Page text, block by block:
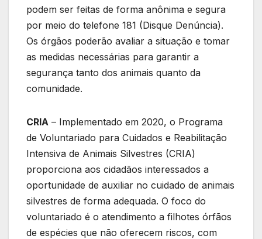
podem ser feitas de forma anônima e segura
por meio do telefone 181 (Disque Denúncia).
Os órgãos poderão avaliar a situação e tomar
as medidas necessárias para garantir a
segurança tanto dos animais quanto da
comunidade.
CRIA – Implementado em 2020, o Programa
de Voluntariado para Cuidados e Reabilitação
Intensiva de Animais Silvestres (CRIA)
proporciona aos cidadãos interessados a
oportunidade de auxiliar no cuidado de animais
silvestres de forma adequada. O foco do
voluntariado é o atendimento a filhotes órfãos
de espécies que não oferecem riscos, com